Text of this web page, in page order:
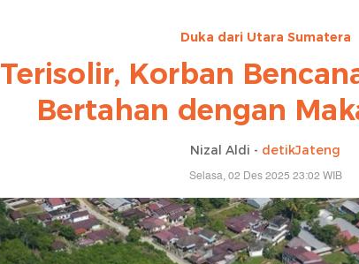
Duka dari Utara Sumatera
Terisolir, Korban
Bertahan dengan
Nizal Aldi - detikJateng
Selasa, 02 Des 2025 23:02 WIB